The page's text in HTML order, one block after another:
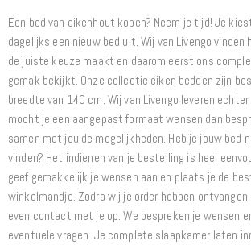
Een bed van eikenhout kopen? Neem je tijd! Je
dagelijks een nieuw bed uit. Wij van Livengo
de juiste keuze maakt en daarom eerst ons
gemak bekijkt. Onze collectie eiken bedden zijn
breedte van 140 cm. Wij van Livengo leveren
mocht je een aangepast formaat wensen dan
samen met jou de mogelijkheden. Heb je jouw bed
vinden? Het indienen van je bestelling is heel
geef gemakkelijk je wensen aan en plaats je de
winkelmandje. Zodra wij je order hebben
even contact met je op. We bespreken je wensen
eventuele vragen. Je complete slaapkamer laten